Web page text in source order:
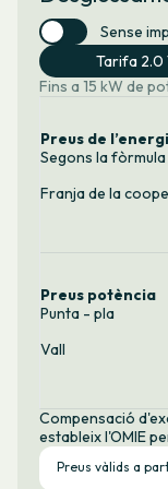
Sense
Tarifa 2.0
Fins a 15 kW de
Preus de
Segons la fòrmula
Franja de la
Preus potència
Punta - pla
Vall
Compensació
estableix l'OMIE
Preus vàlids a